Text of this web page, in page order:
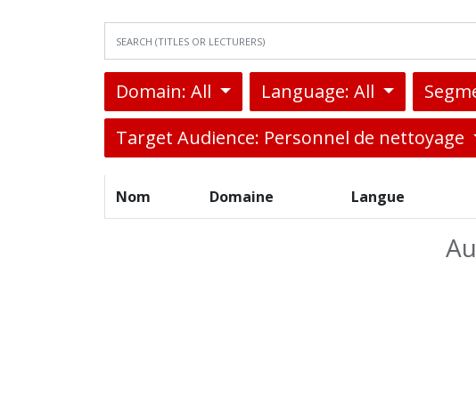
Domain: All Language: All
Target Audience: Personnel de nettoyage
Nom Domaine Langue